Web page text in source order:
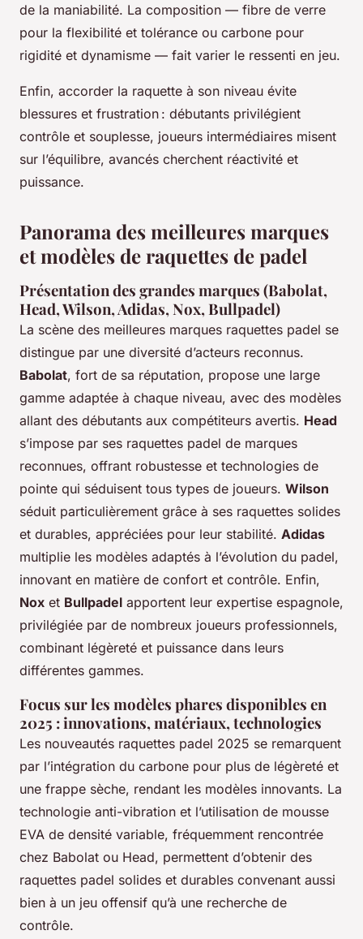
de la maniabilité. La composition — fibre de verre
pour la flexibilité et tolérance ou carbone pour
rigidité et dynamisme — fait varier le ressenti en jeu.
Enfin, accorder la raquette à son niveau évite
blessures et frustration : débutants privilégient
contrôle et souplesse, joueurs intermédiaires misent
sur l’équilibre, avancés cherchent réactivité et
puissance.
Panorama des meilleures marques
et modèles de raquettes de padel
Présentation des grandes marques (Babolat,
Head, Wilson, Adidas, Nox, Bullpadel)
La scène des meilleures marques raquettes padel se
distingue par une diversité d’acteurs reconnus.
Babolat, fort de sa réputation, propose une large
gamme adaptée à chaque niveau, avec des modèles
allant des débutants aux compétiteurs avertis. Head
s’impose par ses raquettes padel de marques
reconnues, offrant robustesse et technologies de
pointe qui séduisent tous types de joueurs. Wilson
séduit particulièrement grâce à ses raquettes solides
et durables, appréciées pour leur stabilité. Adidas
multiplie les modèles adaptés à l’évolution du padel,
innovant en matière de confort et contrôle. Enfin,
Nox et Bullpadel apportent leur expertise espagnole,
privilégiée par de nombreux joueurs professionnels,
combinant légèreté et puissance dans leurs
différentes gammes.
Focus sur les modèles phares disponibles en
2025 : innovations, matériaux, technologies
Les nouveautés raquettes padel 2025 se remarquent
par l’intégration du carbone pour plus de légèreté et
une frappe sèche, rendant les modèles innovants. La
technologie anti-vibration et l’utilisation de mousse
EVA de densité variable, fréquemment rencontrée
chez Babolat ou Head, permettent d’obtenir des
raquettes padel solides et durables convenant aussi
bien à un jeu offensif qu’à une recherche de
contrôle.